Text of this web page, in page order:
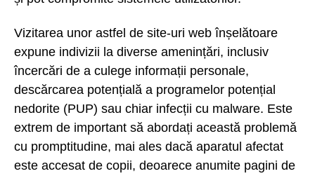
Vizitarea unor astfel de site-uri web înșelătoare
expune indivizii la diverse amenințări, inclusiv
încercări de a culege informații personale,
descărcarea potențială a programelor potențial
nedorite (PUP) sau chiar infecții cu malware. Este
extrem de important să abordați această problemă
cu promptitudine, mai ales dacă aparatul afectat
este accesat de copii, deoarece anumite pagini de